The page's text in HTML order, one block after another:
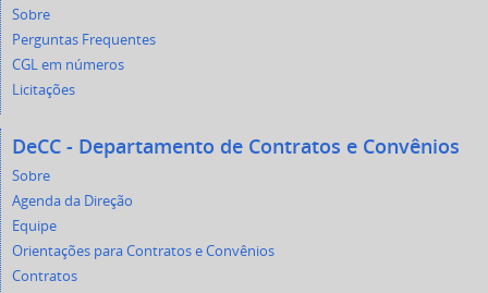
Sobre
Perguntas Frequentes
CGL em números
Licitações
DeCC - Departamento de Contratos e Convênios
Sobre
Agenda da Direção
Equipe
Orientações para Contratos e Convênios
Contratos